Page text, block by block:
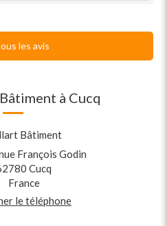
les avis
à Cucq
Bâtiment
François Godin
Cucq
France
le téléphone